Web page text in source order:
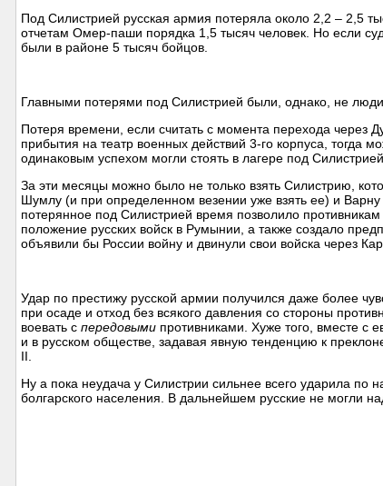
Под Силистрией русская армия потеряла около 2,2 – 2,5
отчетам Омер-паши порядка 1,5 тысяч человек. Но если
были в районе 5 тысяч бойцов.
Главными потерями под Силистрией были, однако, не
Потеря времени, если считать с момента перехода через
прибытия на театр военных действий 3-го корпуса, тогда
одинаковым успехом могли стоять в лагере под
За эти месяцы можно было не только взять Силистрию,
Шумлу (и при определенном везении уже взять ее) и
потерянное под Силистрией время позволило
положение русских войск в Румынии, а также создало
объявили бы России войну и двинули свои войска через
Удар по престижу русской армии получился даже более
при осаде и отход без всякого давления со стороны
воевать спередовыми противниками. Хуже того, вместе с
и в русском обществе, задавая явную тенденцию к
II.
Ну а пока неудача у Силистрии сильнее всего ударила по
болгарского населения. В дальнейшем русские не могли